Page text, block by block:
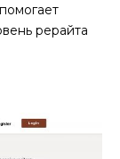
рерайта